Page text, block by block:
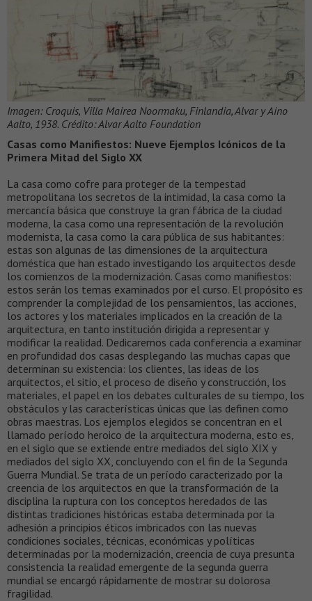
Imagen: Croquis, Villa Mairea Noormaku, Finlandia, Alvar y Aino
Aalto, 1938. Crédito: Alvar Aalto Foundation
Casas como Manifiestos: Nueve Ejemplos Icónicos de la
Primera Mitad del Siglo XX
La casa como cofre para proteger de la tempestad
metropolitana los secretos de la intimidad, la casa como la
mercancía básica que construye la gran fábrica de la ciudad
moderna, la casa como una representación de la revolución
modernista, la casa como la cara pública de sus habitantes:
estas son algunas de las dimensiones de la arquitectura
doméstica que han estado investigando los arquitectos desde
los comienzos de la modernización. Casas como manifiestos:
estos serán los temas examinados por el curso. El propósito es
comprender la complejidad de los pensamientos, las acciones,
los actores y los materiales implicados en la creación de la
arquitectura, en tanto institución dirigida a representar y
modificar la realidad. Dedicaremos cada conferencia a examinar
en profundidad dos casas desplegando las muchas capas que
determinan su existencia: los clientes, las ideas de los
arquitectos, el sitio, el proceso de diseño y construcción, los
materiales, el papel en los debates culturales de su tiempo, los
obstáculos y las características únicas que las definen como
obras maestras. Los ejemplos elegidos se concentran en el
llamado período heroico de la arquitectura moderna, esto es,
en el siglo que se extiende entre mediados del siglo XIX y
mediados del siglo XX, concluyendo con el fin de la Segunda
Guerra Mundial. Se trata de un período caracterizado por la
creencia de los arquitectos en que la transformación de la
disciplina la ruptura con los conceptos heredados de las
distintas tradiciones históricas estaba determinada por la
adhesión a principios éticos imbricados con las nuevas
condiciones sociales, técnicas, económicas y políticas
determinadas por la modernización, creencia de cuya presunta
consistencia la realidad emergente de la segunda guerra
mundial se encargó rápidamente de mostrar su dolorosa
fragilidad.